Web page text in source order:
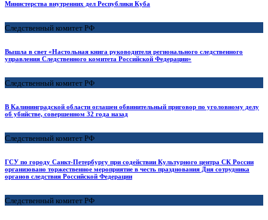
Министерства внутренних дел Республики Куба
Следственный комитет РФ
Вышла в свет «Настольная книга руководителя регионального следственного
управления Следственного комитета Российской Федерации»
Следственный комитет РФ
В Калининградской области оглашен обвинительный приговор по уголовному делу
об убийстве, совершенном 32 года назад
Следственный комитет РФ
ГСУ по городу Санкт-Петербургу при содействии Культурного центра СК России
организовано торжественное мероприятие в честь празднования Дня сотрудника
органов следствия Российской Федерации
Следственный комитет РФ